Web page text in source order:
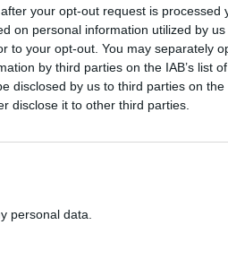
your opt-out request is processed
on personal information utilized by
to your opt-out. You may separately
by third parties on the IAB’s list
disclosed by us to third parties on the
disclose it to other third parties.
personal data.
09/07/2026